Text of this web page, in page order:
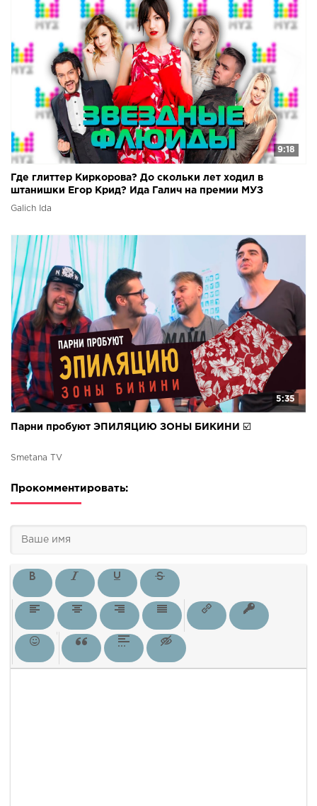
9:18
Где глиттер Киркорова? До скольки лет ходил в
штанишки Егор Крид? Ида Галич на премии МУЗ
ТВ-2018
Galich Ida
5:35
Парни пробуют ЭПИЛЯЦИЮ ЗОНЫ БИКИНИ ☑️
Smetana TV
Прокомментировать: